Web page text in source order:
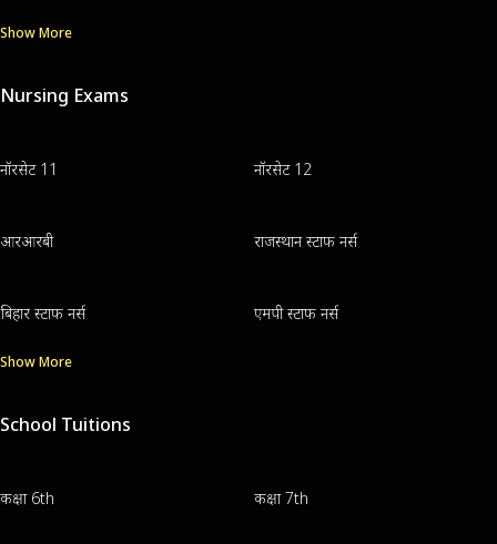
Show More
Nursing Exams
नॉरसेट 11 नॉरसेट 12
आरआरबी राजस्थान स्टाफ नर्स
बिहार स्टाफ नर्स एमपी स्टाफ नर्स
Show More
School Tuitions
कक्षा 6th कक्षा 7th